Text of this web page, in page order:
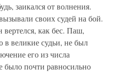
заикался от волнения.
своих судей на бой.
как бес. Паш,
в великие судьи, не был
его из числа
было почти равносильно